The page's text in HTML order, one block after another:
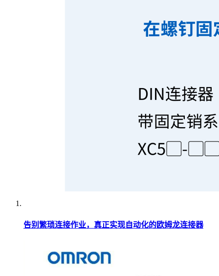
告别繁琐连接作业，真正实现自动化的欧姆龙连接器